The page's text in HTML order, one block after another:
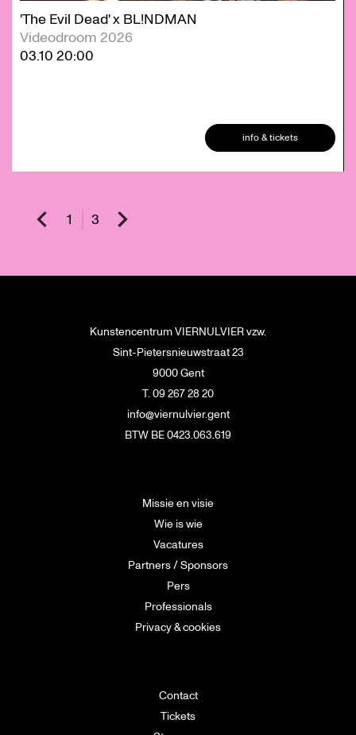
'The Evil Dead' x BL!NDMAN
Videodroom 2026
03.10 20:00
info & tickets
1 3
Kunstencentrum VIERNULVIER vzw.
Sint-Pietersnieuwstraat 23
9000 Gent
T. 09 267 28 20
info@viernulvier.gent
BTW BE 0423.063.619
Missie en visie
Wie is wie
Vacatures
Partners / Sponsors
Pers
Professionals
Privacy & cookies
Contact
Tickets